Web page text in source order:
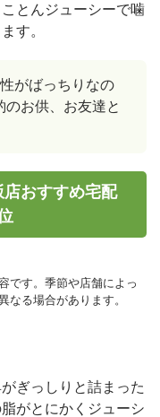
とんジューシーで噛
す。
がばっちりなの
のお供、お友達と
おすすめ宅配
です。季節や店舗によっ
なる場合があります。
ぎっしりと詰まった
がとにかくジューシ